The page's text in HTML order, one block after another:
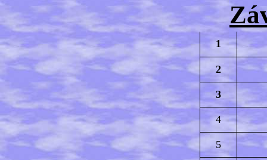
1
2
3
4
5